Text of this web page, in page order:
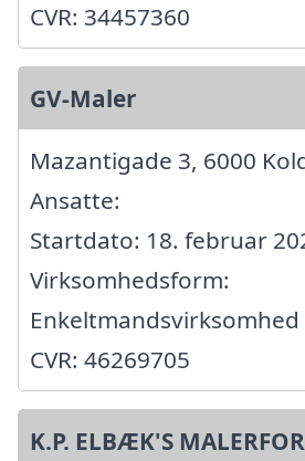
CVR: 34457360
GV-Maler
Mazantigade 3, 6000
Ansatte:
Startdato: 18. februar
Virksomhedsform:
Enkeltmandsvirksomhed
CVR: 46269705
K.P. ELBÆK'S